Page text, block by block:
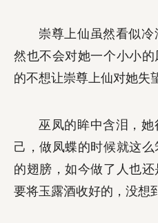
崇尊上仙虽然看似
然也不会对她一个小小
的不想让崇尊上仙对她失
巫凤的眸中含泪，
己，做凤蝶的时候就这
的翅膀，如今做了人也
要将玉露酒收好的，没想